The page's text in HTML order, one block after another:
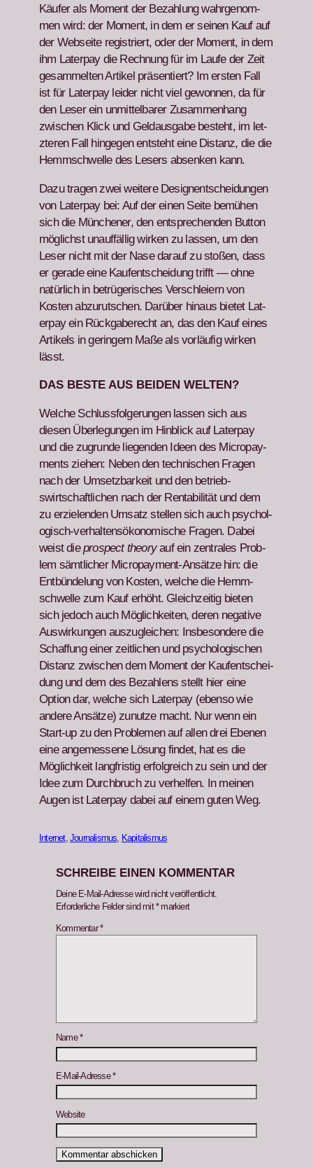
Käufer als Moment der Bezahlung wahrgenom­
men wird: der Moment, in dem er seinen Kauf auf
der Web­seite reg­istri­ert, oder der Moment, in dem
ihm Lat­er­pay die Rech­nung für im Laufe der Zeit
gesam­melten Artikel präsen­tiert? Im ersten Fall
ist für Lat­er­pay lei­der nicht viel gewon­nen, da für
den Leser ein unmit­tel­bar­er Zusam­men­hang
zwis­chen Klick und Gel­daus­gabe beste­ht, im let­
zteren Fall hinge­gen entste­ht eine Dis­tanz, die die
Hemm­schwelle des Lesers absenken kann.
Dazu tra­gen zwei weit­ere Desig­nentschei­dun­gen
von Lat­er­pay bei: Auf der einen Seite bemühen
sich die Münch­en­er, den entsprechen­den But­ton
möglichst unauf­fäl­lig wirken zu lassen, um den
Leser nicht mit der Nase darauf zu stoßen, dass
er ger­ade eine Kaufentschei­dung trifft — ohne
natür­lich in betrügerisches Ver­schleiern von
Kosten abzu­rutschen. Darüber hin­aus bietet Lat­
er­pay ein Rück­gaberecht an, das den Kauf eines
Artikels in geringem Maße als vor­läu­fig wirken
lässt.
DAS BESTE AUS BEIDEN WELTEN?
Welche Schlussfol­gerun­gen lassen sich aus
diesen Über­legun­gen im Hin­blick auf Lat­er­pay
und die zugrunde liegen­den Ideen des Micro­pay­
ments ziehen: Neben den tech­nis­chen Fra­gen
nach der Umset­zbarkeit und den betrieb­
swirtschaftlichen nach der Rentabil­ität und dem
zu erzie­len­den Umsatz stellen sich auch psy­chol­
o­gisch-ver­hal­tensökonomis­che Fra­gen. Dabei
weist dieprospect the­o­ryauf ein zen­trales Prob­
lem sämtlich­er Micro­pay­ment-Ansätze hin: die
Ent­bün­delung von Kosten, welche die Hemm­
schwelle zum Kauf erhöht. Gle­ichzeit­ig bieten
sich jedoch auch Möglichkeit­en, deren neg­a­tive
Auswirkun­gen auszu­gle­ichen: Ins­beson­dere die
Schaf­fung ein­er zeitlichen und psy­chol­o­gis­chen
Dis­tanz zwis­chen dem Moment der Kaufentschei­
dung und dem des Bezahlens stellt hier eine
Option dar, welche sich Lat­er­pay (eben­so wie
andere Ansätze) zunutze macht. Nur wenn ein
Start-up zu den Prob­le­men auf allen drei Ebe­nen
eine angemessene Lösung find­et, hat es die
Möglichkeit langfristig erfol­gre­ich zu sein und der
Idee zum Durch­bruch zu ver­helfen. In meinen
Augen ist Lat­er­pay dabei auf einem guten Weg.
Internet, Journalismus Kapitalismus
SCHREIBE EINEN KOMMENTAR
Deine E-Mail-Adresse wird nicht veröffentlicht.
Erforderliche Felder sind mit*markiert
Kommentar*
Name*
E-Mail-Adresse*
Website